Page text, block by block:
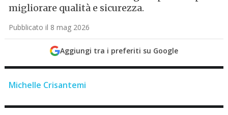
migliorare qualità e sicurezza.
Pubblicato il 8 mag 2026
Aggiungi tra i preferiti su Google
Michelle Crisantemi